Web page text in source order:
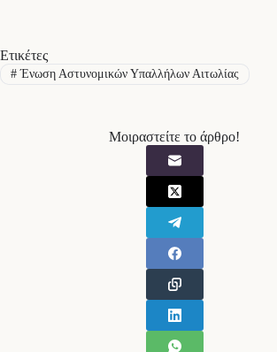
Ετικέτες
#Ένωση Αστυνομικών Υπαλλήλων Αιτωλίας
Μοιραστείτε το άρθρο!